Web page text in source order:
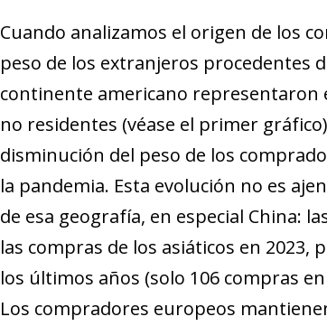
Cuando analizamos el origen de los
peso de los extranjeros procedentes
continente americano representaron
no residentes (véase el primer
disminución del peso de los
la pandemia. Esta evolución no es
de esa geografía, en especial China:
las compras de los asiáticos en
los últimos años (solo 106 compras
Los compradores europeos